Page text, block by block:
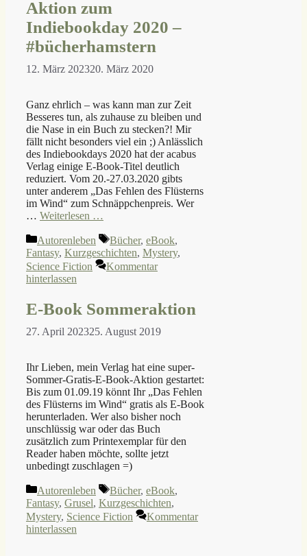
Aktion zum
Indiebookday 2020 –
#bücherhamstern
12. März 202320. März 2020
Ganz ehrlich – was kann man zur Zeit
Besseres tun, als zuhause zu bleiben und
die Nase in ein Buch zu stecken?! Mir
fällt nicht besonders viel ein ;) Anlässlich
des Indiebookdays 2020 hat der acabus
Verlag einige E-Book-Titel deutlich
reduziert. Vom 20.-27.03.2020 gibts
unter anderem „Das Fehlen des Flüsterns
im Wind“ zum Schnäppchenpreis. Wer
… Weiterlesen …
Kategorien
Autorenleben Schlagwörter
Bücher, eBook,
Fantasy, Kurzgeschichten, Mystery,
Science Fiction
Kommentar
hinterlassen
E-Book Sommeraktion
27. April 202325. August 2019
Ihr Lieben, mein Verlag hat eine super-
Sommer-Gratis-E-Book-Aktion gestartet:
Bis zum 01.09.19 könnt Ihr „Das Fehlen
des Flüsterns im Wind“ gratis als E-Book
herunterladen. Wer also bisher noch
unschlüssig war oder das Buch
zusätzlich zum Printexemplar für den
Reader haben möchte, sollte jetzt
unbedingt zuschlagen =)
Kategorien
Autorenleben Schlagwörter
Bücher, eBook,
Fantasy, Grusel, Kurzgeschichten,
Mystery, Science Fiction
Kommentar
hinterlassen